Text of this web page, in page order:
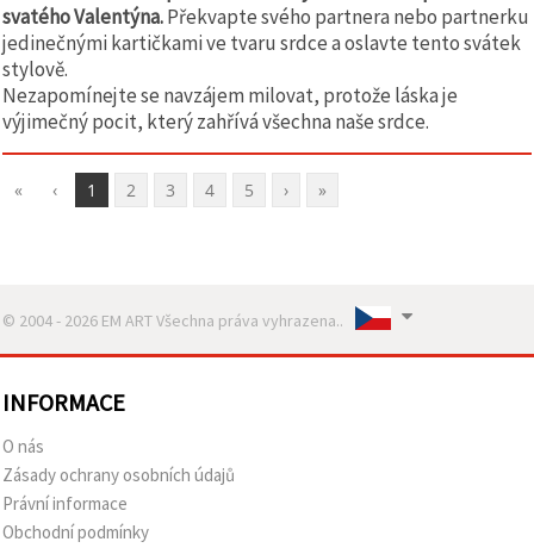
svatého Valentýna.Překvapte svého partnera nebo partnerku
jedinečnými kartičkami ve tvaru srdce a oslavte tento svátek
stylově.
Nezapomínejte se navzájem milovat, protože láska je
výjimečný pocit, který zahřívá všechna naše srdce.
« ‹ 1 2 3 4 5 › »
© 2004 - 2026 EM ART Všechna práva vyhrazena..
INFORMACE
O nás
Zásady ochrany osobních údajů
Právní informace
Obchodní podmínky